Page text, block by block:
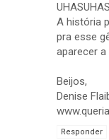
A história
pra esse
aparecer a
Beijos,
Denise
Responder